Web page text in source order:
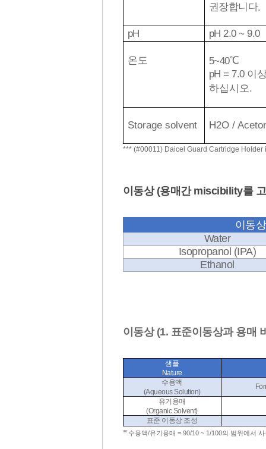
권장합니다.
pH pH 2.0 ~ 9.0
온도 5~40℃
pH = 7.0 이
하십시오.
Storage solvent H2O /
*** (#00011) Daicel Guard Cartridge
이동상 (용매간 miscibility를
이동
Water
Isopropanol (IPA)
Ethanol
이동상 (1. 표준이동상과 용매
샘플
Nature
수용액
(Aqueous Solution)
유기용매
(Organic Solvent)
표준 이동상 조성
** 수용액/유기용매 = 90/10 ~ 1/100의 범위에서